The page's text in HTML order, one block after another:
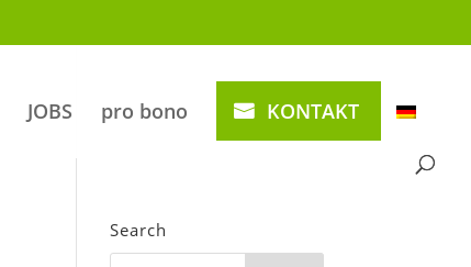
JOBS pro bono KONTAKT
Search